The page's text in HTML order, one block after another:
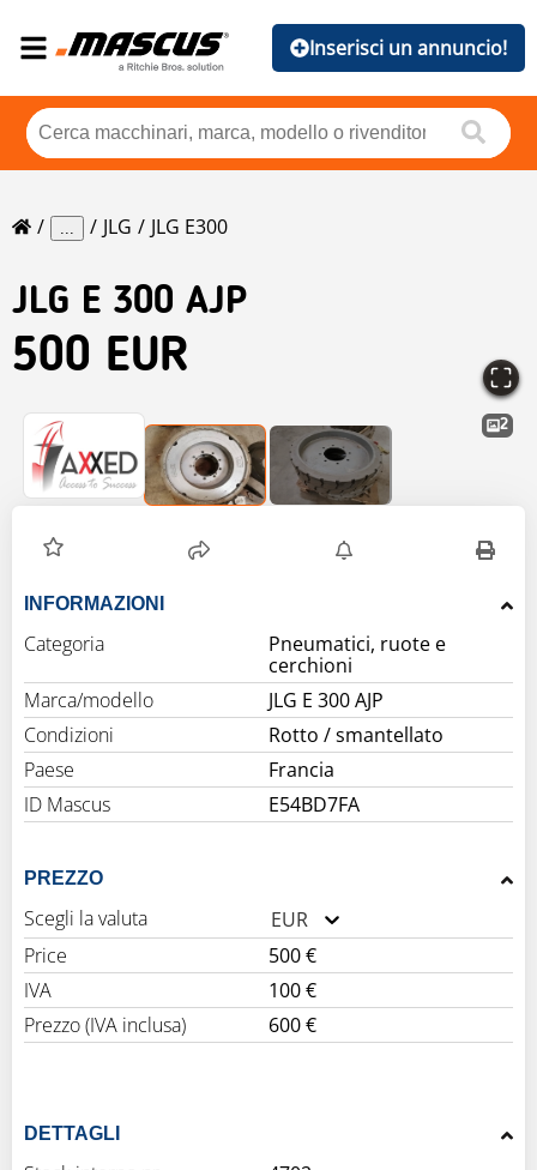
Inserisci un annuncio!
... JLG JLG E300
JLG E 300 AJP
500 EUR
2
INFORMAZIONI
Categoria
Pneumatici, ruote e
cerchioni
Marca/modello
JLG E 300 AJP
Condizioni
Rotto / smantellato
Paese
Francia
ID Mascus
E54BD7FA
PREZZO
Scegli la valuta
EUR
Price
500 €
IVA
100 €
Prezzo (IVA inclusa)
600 €
DETTAGLI